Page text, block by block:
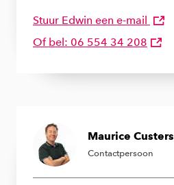
Stuur Edwin een e-mail
Of bel: 06 554 34 208
Maurice Custers
Contactpersoon